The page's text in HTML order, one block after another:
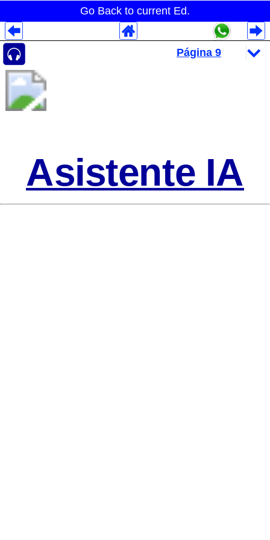
Go Back to current Ed.
Asistente IA
Despliegues Analytics
Despliegues Totales
Despliegues por Rubros